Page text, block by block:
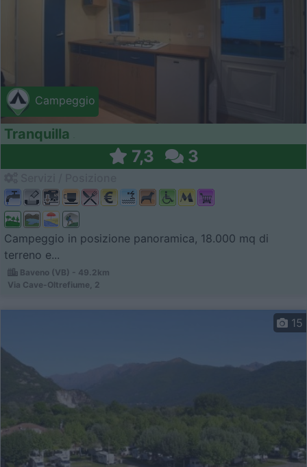
Campeggio
Tranquilla
7,3 3
Campeggio in posizione panoramica, 18.000 mq di
terreno e...
Baveno (VB) - 49.2km
Via Cave-Oltrefiume, 2
15